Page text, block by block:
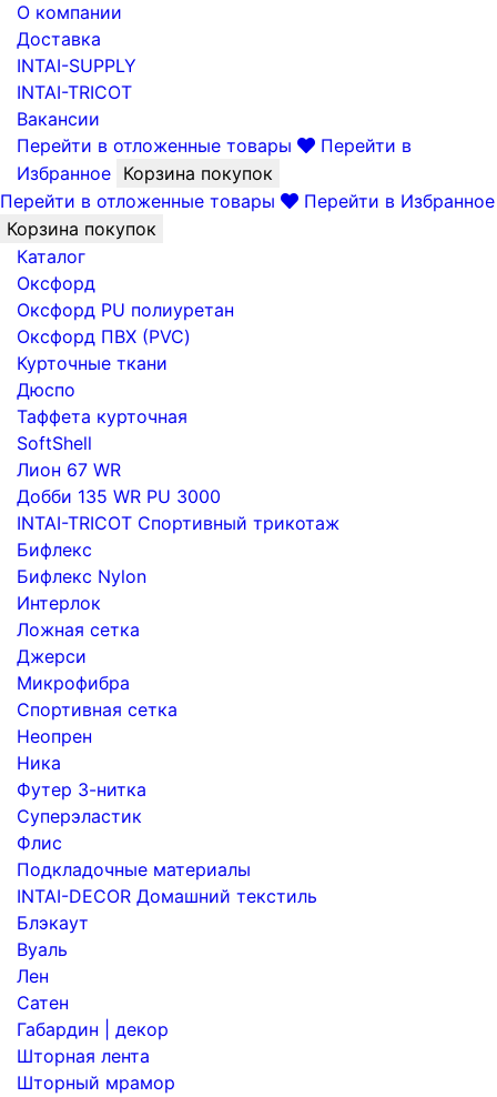
О компании
Доставка
INTAI-SUPPLY
INTAI-TRICOT
Вакансии
Перейти в отложенные товары
Перейти в
Избранное Корзина покупок
Перейти в отложенные товары
Перейти в Избранное
Корзина покупок
Каталог
Оксфорд
Оксфорд PU полиуретан
Оксфорд ПВХ (PVC)
Курточные ткани
Дюспо
Таффета курточная
SoftShell
Лион 67 WR
Добби 135 WR PU 3000
INTAI-TRICOT Спортивный трикотаж
Бифлекс
Бифлекс Nylon
Интерлок
Ложная сетка
Джерси
Микрофибра
Спортивная сетка
Неопрен
Ника
Футер 3-нитка
Суперэластик
Флис
Подкладочные материалы
INTAI-DECOR Домашний текстиль
Блэкаут
Вуаль
Лен
Сатен
Габардин | декор
Шторная лента
Шторный мрамор